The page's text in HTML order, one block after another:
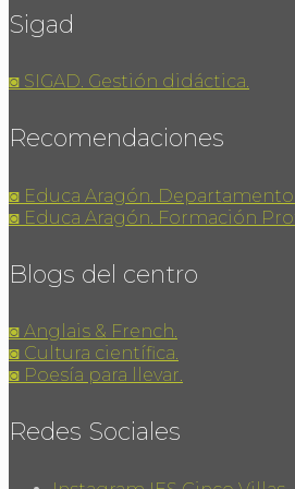
Sigad
◙ SIGAD. Gestión didáctica.
Recomendaciones
◙ Educa Aragón.
◙ Educa Aragón. Formación
Blogs del centro
◙ Anglais & French.
◙ Cultura científica.
◙ Poesía para llevar.
Redes Sociales